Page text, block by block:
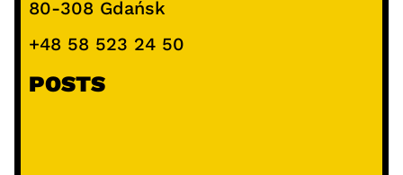
80-308 Gdańsk
+48 58 523 24 50
POSTS